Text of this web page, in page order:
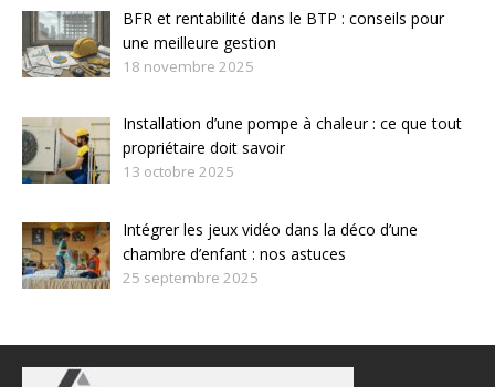
BFR et rentabilité dans le BTP : conseils pour
une meilleure gestion
18 novembre 2025
Installation d’une pompe à chaleur : ce que tout
propriétaire doit savoir
13 octobre 2025
Intégrer les jeux vidéo dans la déco d’une
chambre d’enfant : nos astuces
25 septembre 2025